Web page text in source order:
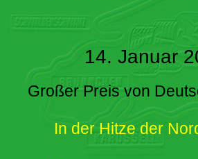
14. Januar
Großer Preis von
In der Hitze der